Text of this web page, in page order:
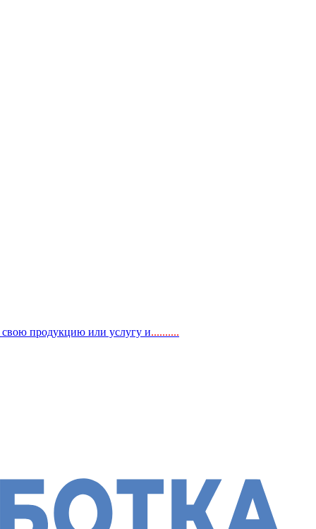
свою продукцию или услугу и..........